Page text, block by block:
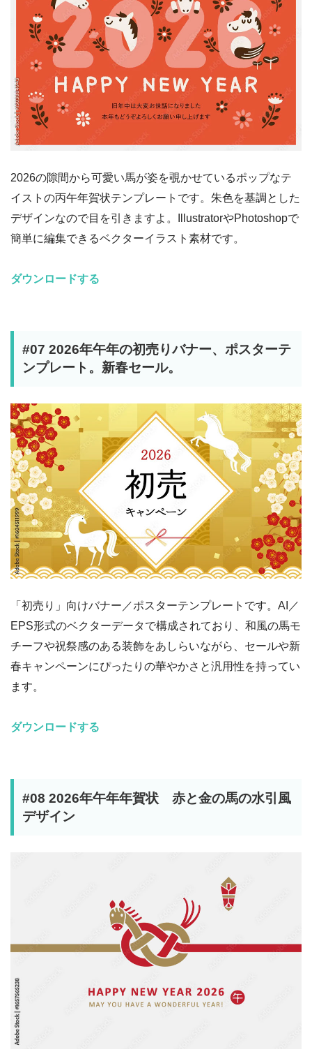
2026の隙間から可愛い馬が姿を覗かせているポップなテ
イストの丙午年賀状テンプレートです。朱色を基調とした
デザインなので目を引きますよ。IllustratorやPhotoshopで
簡単に編集できるベクターイラスト素材です。
ダウンロードする
#07 2026年午年の初売りバナー、ポスターテ
ンプレート。新春セール。
「初売り」向けバナー／ポスターテンプレートです。AI／
EPS形式のベクターデータで構成されており、和風の馬モ
チーフや祝祭感のある装飾をあしらいながら、セールや新
春キャンペーンにぴったりの華やかさと汎用性を持ってい
ます。
ダウンロードする
#08 2026年午年年賀状 赤と金の馬の水引風
デザイン